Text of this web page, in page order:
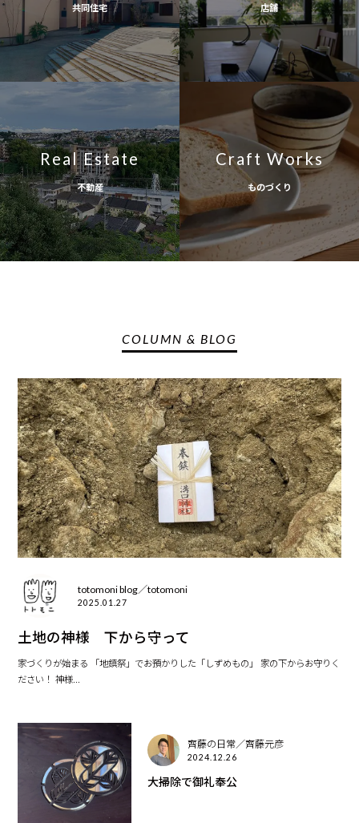
共同住宅 店舗
Real Estate
不動産
Craft Works
ものづくり
COLUMN & BLOG
totomoni blog／totomoni
2025.01.27
土地の神様 下から守って
家づくりが始まる 「地鎮祭」でお預かりした「しずめもの」 家の下からお守りく
ださい！ 神様...
齊藤の日常／齊藤元彦
2024.12.26
大掃除で御礼奉公